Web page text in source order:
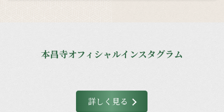
本昌寺オフィシャルインスタグラム
詳しく見る